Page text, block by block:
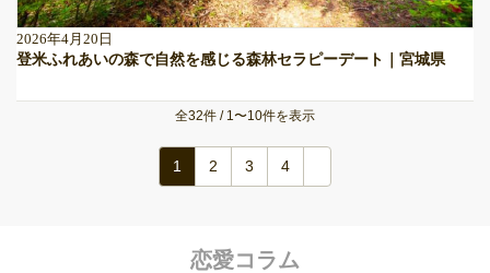
2026年4月20日
登米ふれあいの森で自然を感じる森林セラピーデート｜宮城県
全32件 / 1〜10件を表示
1 2 3 4
恋愛コラム